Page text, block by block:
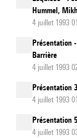
Hummel,
4 juillet 1993
Présentation
Barrière
4 juillet 1993
Présentation 3
4 juillet 1993
Présentation 5
4 juillet 1993